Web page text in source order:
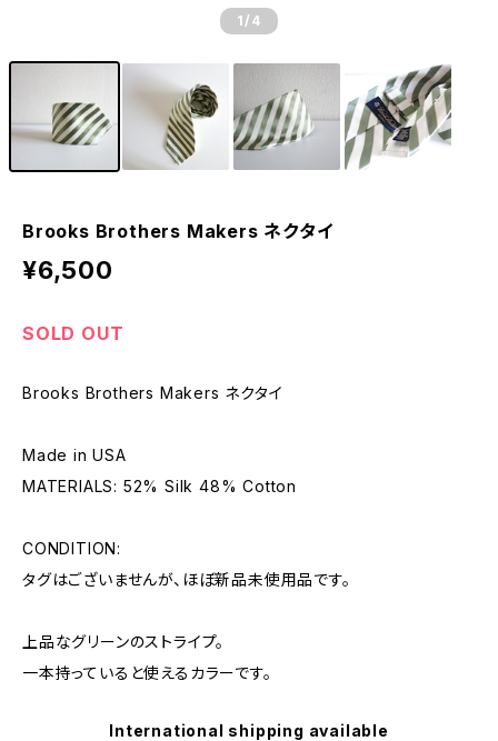
1 /4
Brooks Brothers Makers ネクタイ
¥6,500
SOLD OUT
Brooks Brothers Makers ネクタイ
Made in USA
MATERIALS: 52% Silk 48% Cotton
CONDITION:
タグはございませんが、ほぼ新品未使用品です。
上品なグリーンのストライプ。
一本持っていると使えるカラーです。
International shipping available